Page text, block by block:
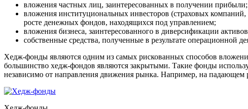
вложения частных лиц, заинтересованных в получении прибыли;
вложения институциональных инвесторов (страховых
росте денежных фондов, находящихся под управлением;
вложения бизнеса, заинтересованного в диверсификации
собственные средства, полученные в результате операционной
Хедж-фонды являются одним из самых рискованных способов
большинство хедж-фондов являются закрытыми. Такие фонды
независимо от направления движения рынка. Например, на